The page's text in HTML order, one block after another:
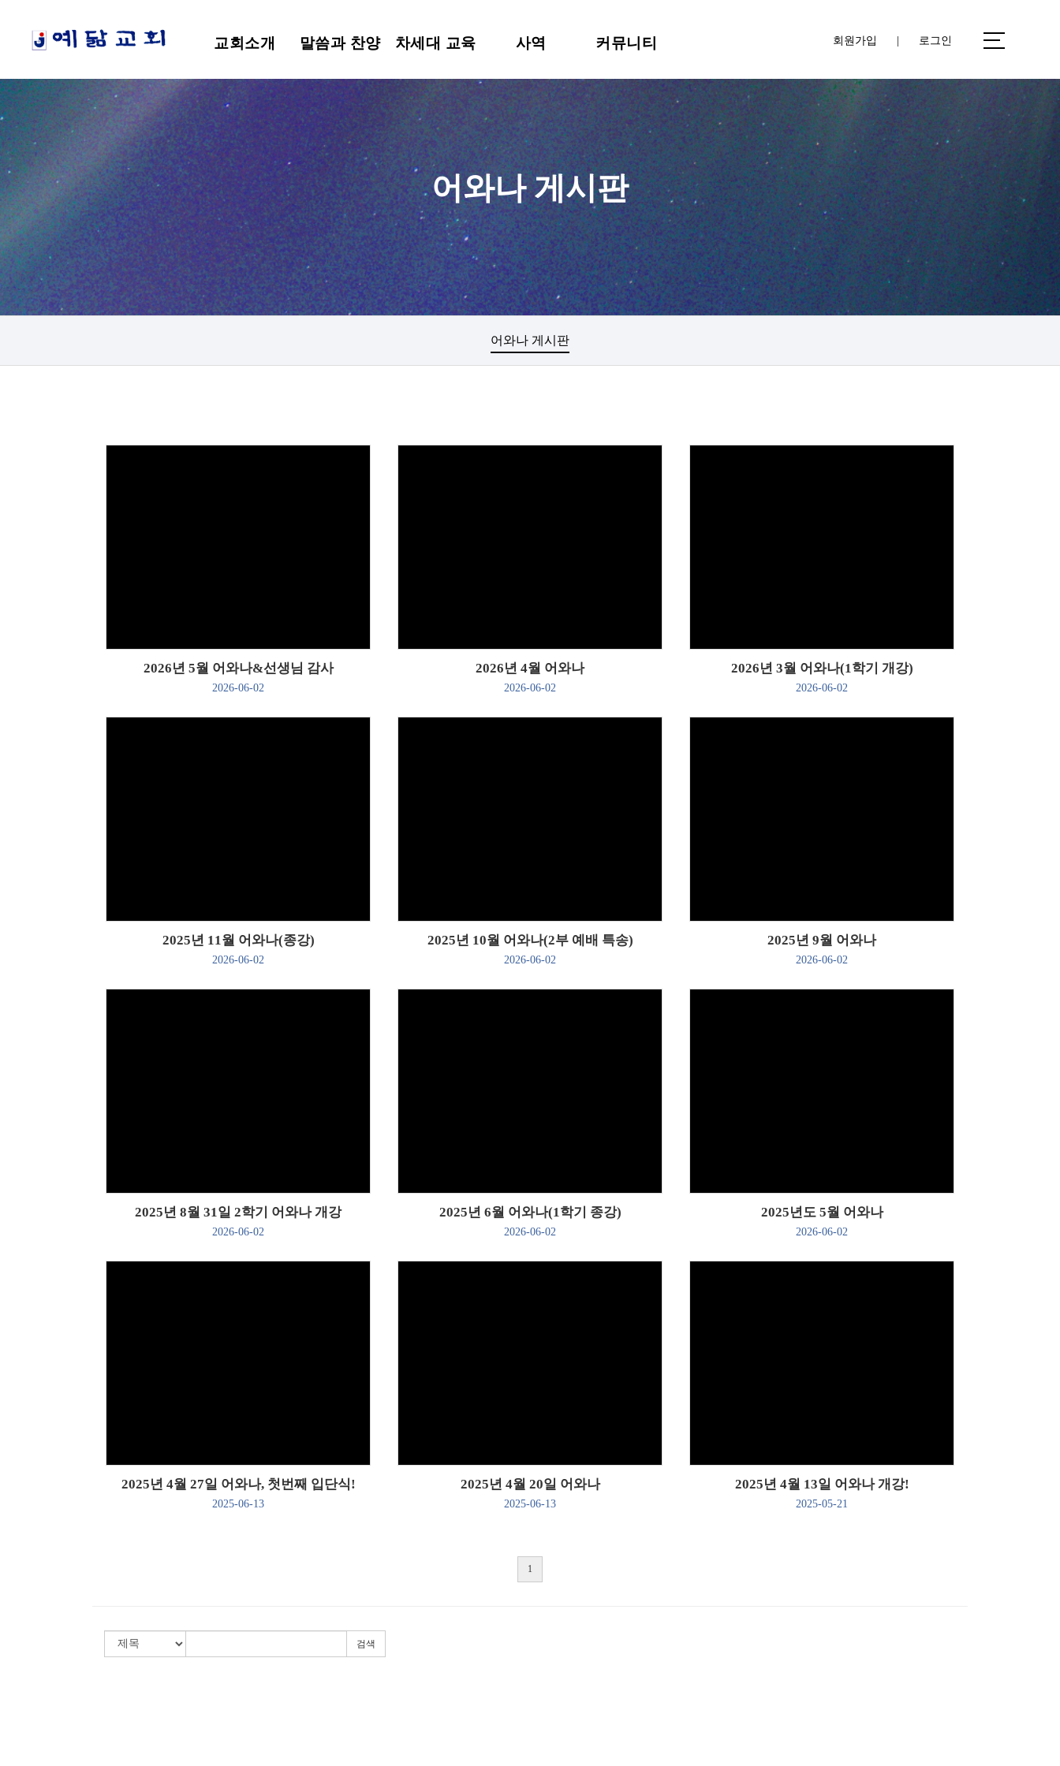
교회소개 말씀과 찬양 차세대 교육 사역 커뮤니티 회원가입 | 로그인
어와나 게시판
어와나 게시판
2026년 5월 어와나&선생님 감사
2026-06-02
2026년 4월 어와나
2026-06-02
2026년 3월 어와나(1학기 개강)
2026-06-02
2025년 11월 어와나(종강)
2026-06-02
2025년 10월 어와나(2부 예배 특송)
2026-06-02
2025년 9월 어와나
2026-06-02
2025년 8월 31일 2학기 어와나 개강
2026-06-02
2025년 6월 어와나(1학기 종강)
2026-06-02
2025년도 5월 어와나
2026-06-02
2025년 4월 27일 어와나, 첫번째 입단식!
2025-06-13
2025년 4월 20일 어와나
2025-06-13
2025년 4월 13일 어와나 개강!
2025-05-21
1
검색